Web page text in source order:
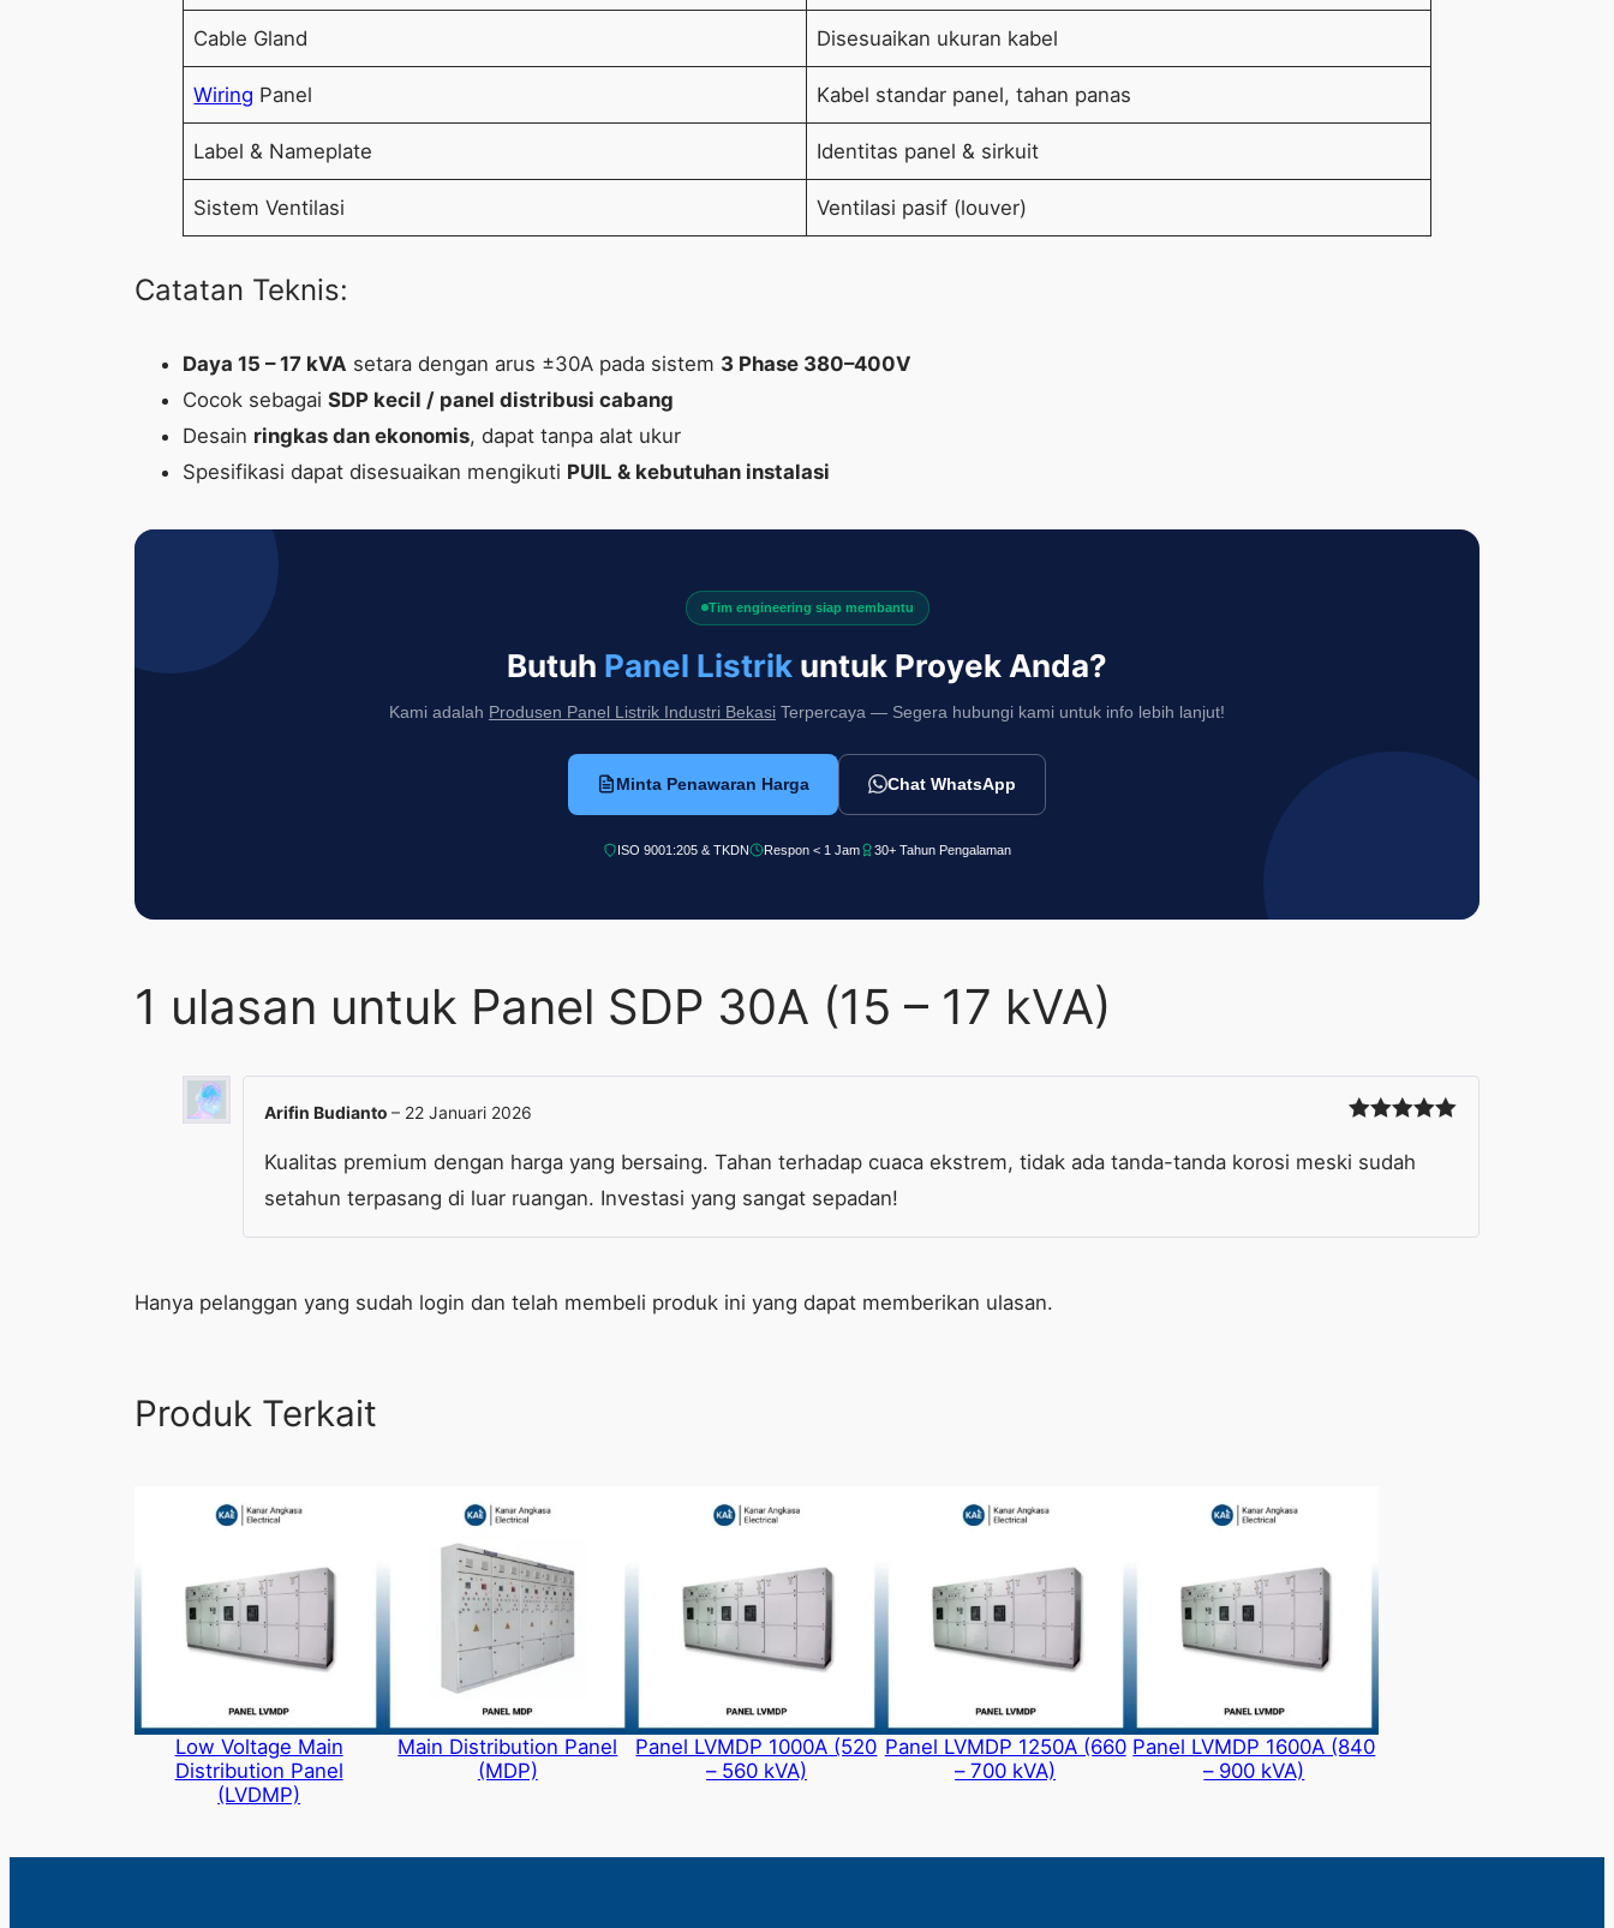
Cable Gland Disesuaikan ukuran kabel
Wiring Panel Kabel standar panel, tahan panas
Label & Nameplate Identitas panel & sirkuit
Sistem Ventilasi Ventilasi pasif (louver)
Catatan Teknis:
Daya 15 – 17 kVA setara dengan arus ±30A pada sistem 3 Phase 380–400V
Cocok sebagai SDP kecil / panel distribusi cabang
Desain ringkas dan ekonomis, dapat tanpa alat ukur
Spesifikasi dapat disesuaikan mengikuti PUIL & kebutuhan instalasi
Tim engineering siap membantu
Butuh Panel Listrik untuk Proyek Anda?
Kami adalah Produsen Panel Listrik Industri Bekasi Terpercaya — Segera hubungi kami untuk info lebih lanjut!
Minta Penawaran Harga Chat WhatsApp
ISO 9001:205 & TKDN Respon < 1 Jam 30+ Tahun Pengalaman
1 ulasan untuk Panel SDP 30A (15 – 17 kVA)
dari 5
Arifin Budianto – 22 Januari 2026
Kualitas premium dengan harga yang bersaing. Tahan terhadap cuaca ekstrem, tidak ada tanda-tanda korosi meski sudah
setahun terpasang di luar ruangan. Investasi yang sangat sepadan!
Hanya pelanggan yang sudah login dan telah membeli produk ini yang dapat memberikan ulasan.
Produk Terkait
Low Voltage Main
Distribution Panel
(LVDMP)
Main Distribution Panel
(MDP)
Panel LVMDP 1000A (520
– 560 kVA)
Panel LVMDP 1250A (660
– 700 kVA)
Panel LVMDP 1600A (840
– 900 kVA)